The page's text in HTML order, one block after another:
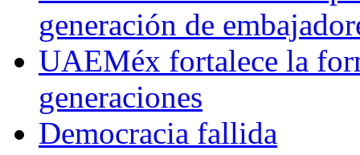
generación de
UAEMéx fortalece la
generaciones
Democracia fallida